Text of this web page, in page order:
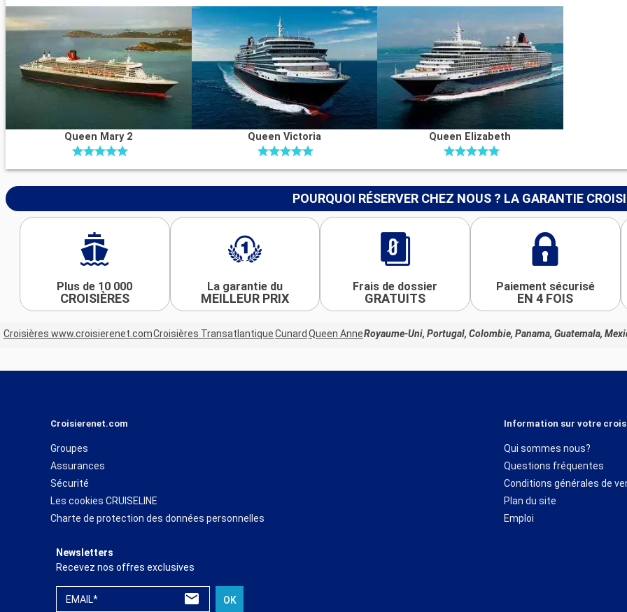
Queen Mary 2 Queen Victoria Queen Elizabeth
POURQUOI RÉSERVER CHEZ NOUS ? LA GARANTIE
Plus de 10 000
CROISIÈRES
La garantie du
MEILLEUR PRIX
Frais de dossier
GRATUITS
Paiement sécurisé
EN 4 FOIS
Croisières www.croisierenet.comCroisières TransatlantiqueCunard Queen AnneRoyaume-Uni, Portugal, Colombie, Panama, Guatemala,
Croisierenet.com
Groupes
Assurances
Sécurité
Les cookies CRUISELINE
Charte de protection des données personnelles
Information sur votre
Qui sommes nous?
Questions fréquentes
Conditions générales de
Plan du site
Emploi
Newsletters
Recevez nos offres exclusives
EMAIL* OK